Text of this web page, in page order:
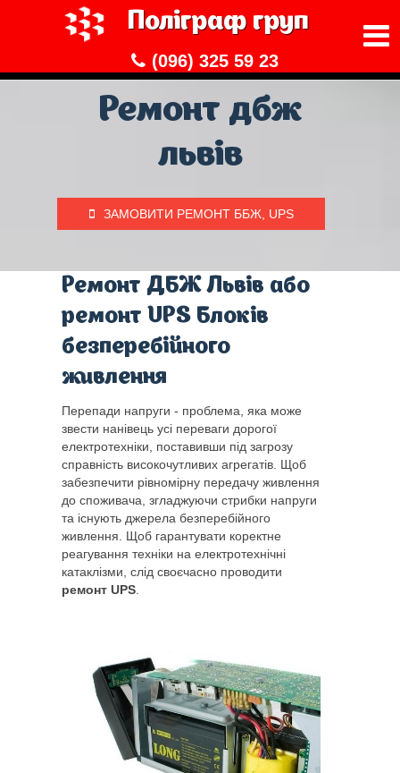
Поліграф груп
(096) 325 59 23
Ремонт дбж
львів
ЗАМОВИТИ РЕМОНТ ББЖ, UPS
Ремонт ДБЖ Львів або
ремонт UPS Блоків
безперебійного
живлення
Перепади напруги - проблема, яка може
звести нанівець усі переваги дорогої
електротехніки, поставивши під загрозу
справність високочутливих агрегатів. Щоб
забезпечити рівномірну передачу живлення
до споживача, згладжуючи стрибки напруги
та існують джерела безперебійного
живлення. Щоб гарантувати коректне
реагування техніки на електротехнічні
катаклізми, слід своєчасно проводити
ремонт UPS